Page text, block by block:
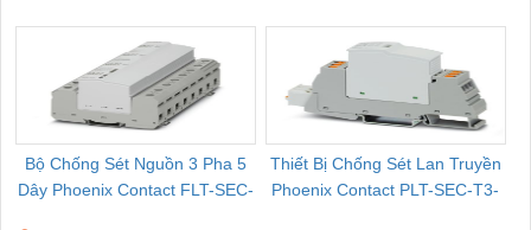
Bộ Chống Sét Nguồn 3 Pha 5
Dây Phoenix Contact FLT-SEC-
Thiết Bị Chống Sét Lan Truyền
Phoenix Contact PLT-SEC-T3-